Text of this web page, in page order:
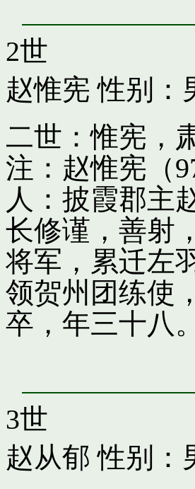
2世
赵惟宪 性别：
二世：惟宪，
注：赵惟宪（
人：披霞郡主
长修谨，善射
将军，累迁左
领贺州团练使
卒，年三十八
3世
赵从郁 性别：